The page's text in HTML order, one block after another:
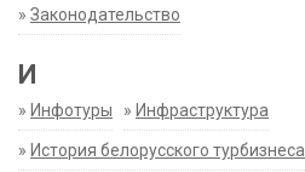
» Законодательство
И
» Инфотуры » Инфраструктура
» История белорусского турбизнеса